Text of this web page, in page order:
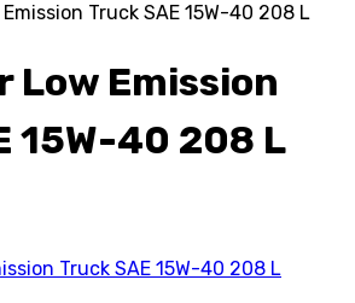
Truck SAE 15W-40 208 L
Low Emission
15W-40 208 L